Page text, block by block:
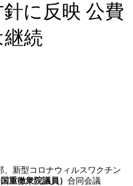
に反映 公費
続
新型コロナウィルスワクチン
重徹衆院議員） 合同会議